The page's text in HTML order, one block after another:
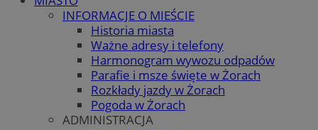
INFORMACJE O MIEŚCIE
Historia miasta
Ważne adresy i telefony
Harmonogram wywozu odpadów
Parafie i msze święte w Żorach
Rozkłady jazdy w Żorach
Pogoda w Żorach
ADMINISTRACJA